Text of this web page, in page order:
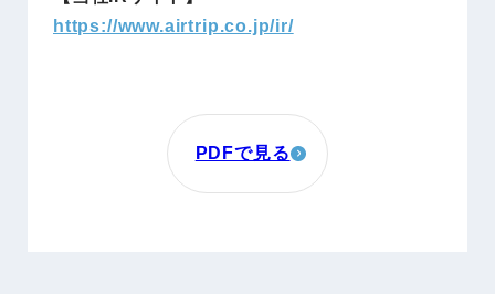
https://www.airtrip.co.jp/ir/
PDFで見る